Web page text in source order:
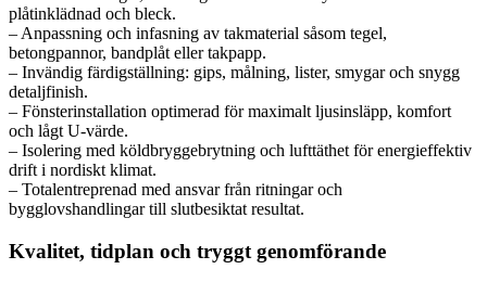
plåtinklädnad och bleck.
– Anpassning och infasning av takmaterial såsom tegel,
betongpannor, bandplåt eller takpapp.
– Invändig färdigställning: gips, målning, lister, smygar och snygg
detaljfinish.
– Fönsterinstallation optimerad för maximalt ljusinsläpp, komfort
och lågt U-värde.
– Isolering med köldbryggebrytning och lufttäthet för energieffektiv
drift i nordiskt klimat.
– Totalentreprenad med ansvar från ritningar och
bygglovshandlingar till slutbesiktat resultat.
Kvalitet, tidplan och tryggt genomförande